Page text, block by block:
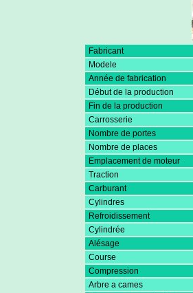
Fabricant
Modele
Année de fabrication
Début de la production
Fin de la production
Carrosserie
Nombre de portes
Nombre de places
Emplacement de moteur
Traction
Carburant
Cylindres
Refroidissement
Cylindrée
Alésage
Course
Compression
Arbre a cames